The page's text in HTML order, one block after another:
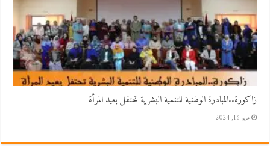
زاكورة..المبادرة الوطنية للتنمية البشرية تحتفل بعيد المرأة
مايو 16, 2024